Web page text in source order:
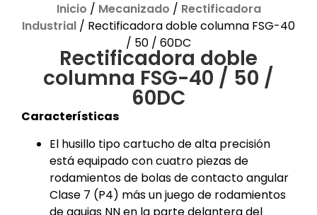
Inicio / Mecanizado / Rectificadora
Industrial / Rectificadora doble columna FSG-40
/ 50 / 60DC
Rectificadora doble
columna FSG-40 / 50 /
60DC
Características
El husillo tipo cartucho de alta precisión
está equipado con cuatro piezas de
rodamientos de bolas de contacto angular
Clase 7 (P4) más un juego de rodamientos
de agujas NN en la parte delantera del